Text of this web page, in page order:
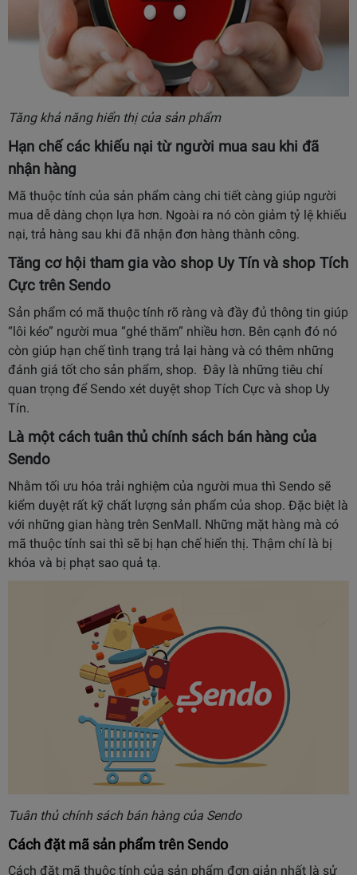
Tăng khả năng hiển thị của sản phẩm
Hạn chế các khiếu nại từ người mua sau khi đã
nhận hàng
Mã thuộc tính của sản phẩm càng chi tiết càng giúp người
mua dễ dàng chọn lựa hơn. Ngoài ra nó còn giảm tỷ lệ khiếu
nại, trả hàng sau khi đã nhận đơn hàng thành công.
Tăng cơ hội tham gia vào shop Uy Tín và shop Tích
Cực trên Sendo
Sản phẩm có mã thuộc tính rõ ràng và đầy đủ thông tin giúp
“lôi kéo” người mua “ghé thăm” nhiều hơn. Bên cạnh đó nó
còn giúp hạn chế tình trạng trả lại hàng và có thêm những
đánh giá tốt cho sản phẩm, shop. Đây là những tiêu chí
quan trọng để Sendo xét duyệt shop Tích Cực và shop Uy
Tín.
Là một cách tuân thủ chính sách bán hàng của
Sendo
Nhằm tối ưu hóa trải nghiệm của người mua thì Sendo sẽ
kiểm duyệt rất kỹ chất lượng sản phẩm của shop. Đặc biệt là
với những gian hàng trên SenMall. Những mặt hàng mà có
mã thuộc tính sai thì sẽ bị hạn chế hiển thị. Thậm chí là bị
khóa và bị phạt sao quả tạ.
Tuân thủ chính sách bán hàng của Sendo
Cách đặt mã sản phẩm trên Sendo
Cách đặt mã thuộc tính của sản phẩm đơn giản nhất là sử